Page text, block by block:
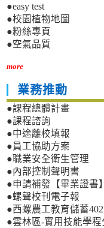
●easy test
●校園植物地圖
●粉絲專頁
●空氣品質
more
業務推動
●課程總體計畫
●課程諮詢
●中途離校填報
●員工協助方案
●職業安全衛生管理
●內部控制聲明書
●申請補發【畢業證書
●螺聲校刊電子報
●西螺農工教育儲蓄
●雲林區-實用技能學程